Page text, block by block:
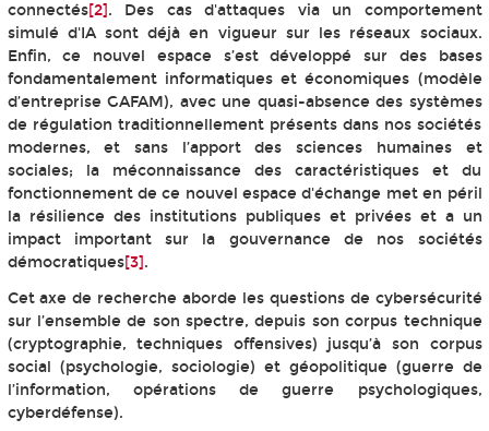
connectés[2]. Des cas d'attaques via un comportement
simulé d'IA sont déjà en vigueur sur les réseaux sociaux.
Enfin, ce nouvel espace s’est développé sur des bases
fondamentalement informatiques et économiques (modèle
d’entreprise GAFAM), avec une quasi-absence des systèmes
de régulation traditionnellement présents dans nos sociétés
modernes, et sans l’apport des sciences humaines et
sociales; la méconnaissance des caractéristiques et du
fonctionnement de ce nouvel espace d'échange met en péril
la résilience des institutions publiques et privées et a un
impact important sur la gouvernance de nos sociétés
démocratiques[3].
Cet axe de recherche aborde les questions de cybersécurité
sur l’ensemble de son spectre, depuis son corpus technique
(cryptographie, techniques offensives) jusqu’à son corpus
social (psychologie, sociologie) et géopolitique (guerre de
l’information, opérations de guerre psychologiques,
cyberdéfense).